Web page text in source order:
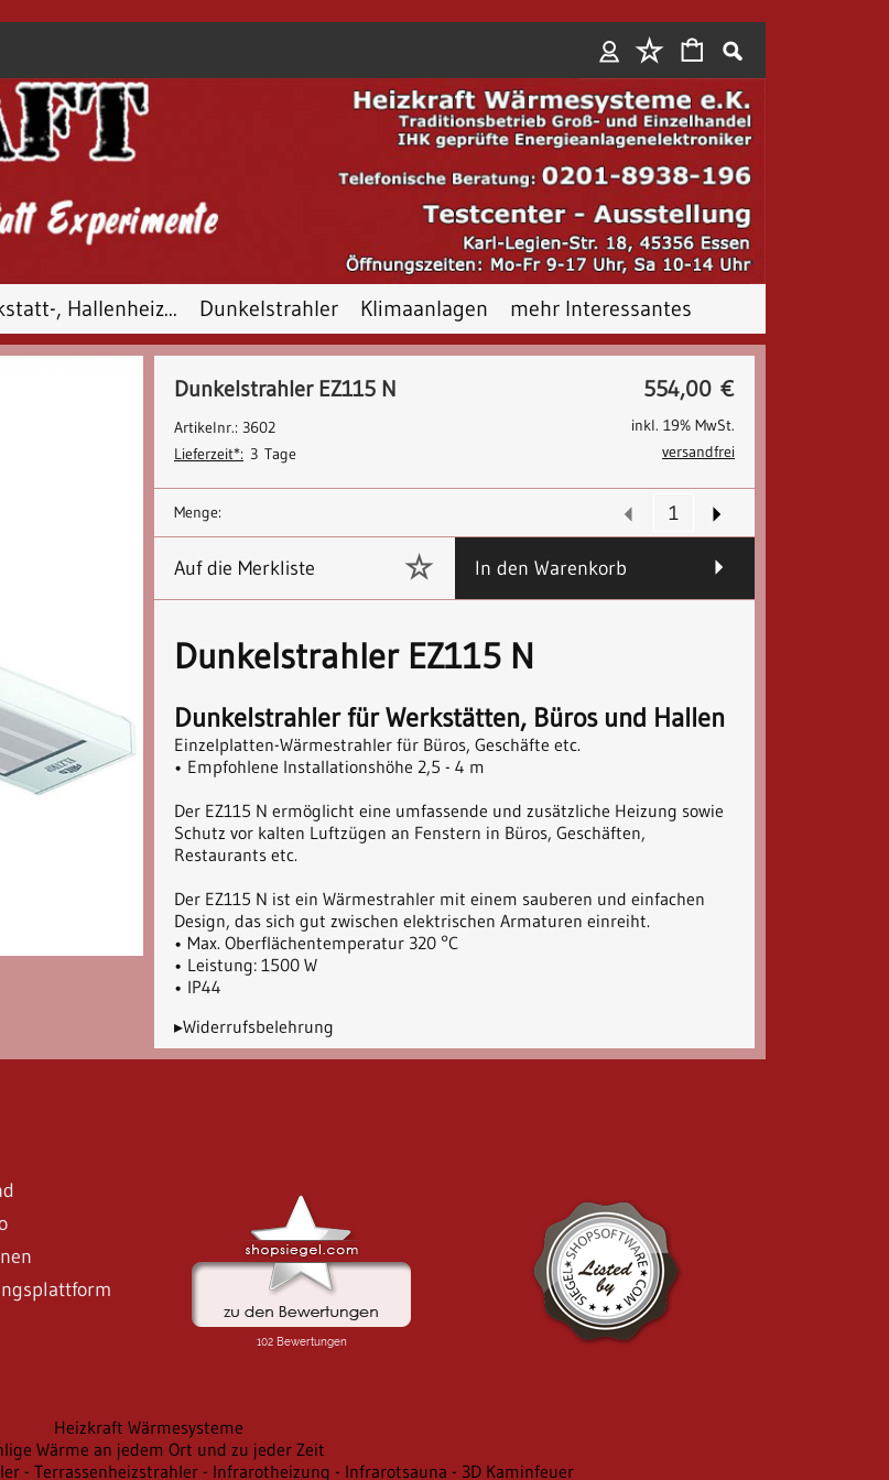
Anmelden
, Hallenheiz... Dunkelstrahler Klimaanlagen
mehr Interessantes
Referenzen + Beispiele
554,00 €
Dunkelstrahler EZ115 N
Artikelnr.: 3602
Lieferzeit*: 3 Tage
inkl. 19% MwSt.
versandfrei
Menge:
Auf die Merkliste In den Warenkorb
Dunkelstrahler EZ115 N
Dunkelstrahler für Werkstätten, Büros und Hallen
Einzelplatten-Wärmestrahler für Büros, Geschäfte etc.
• Empfohlene Installationshöhe 2,5 - 4 m
Der EZ115 N ermöglicht eine umfassende und zusätzliche Heizung sowie
Schutz vor kalten Luftzügen an Fenstern in Büros, Geschäften,
Restaurants etc.
Der EZ115 N ist ein Wärmestrahler mit einem sauberen und einfachen
Design, das sich gut zwischen elektrischen Armaturen einreiht.
• Max. Oberflächentemperatur 320 °C
• Leistung: 1500 W
• IP44
▸Widerrufsbelehrung
Heizkraft Wärmesysteme
Wärme an jedem Ort und zu jeder Zeit
- Terrassenheizstrahler - Infrarotheizung - Infrarotsauna - 3D Kaminfeuer